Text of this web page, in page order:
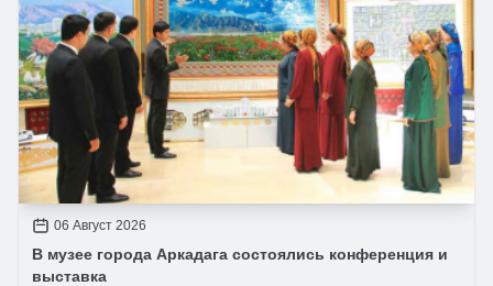
06 Август 2026
В музее города Аркадага состоялись конференция и
выставка